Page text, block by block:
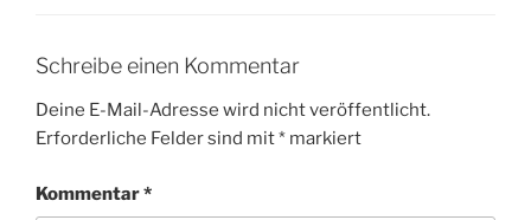
Schreibe einen Kommentar
Deine E-Mail-Adresse wird nicht veröffentlicht.
Erforderliche Felder sind mit* markiert
Kommentar*